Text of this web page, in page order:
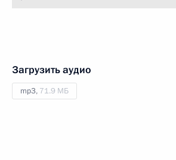
Загрузить аудио
mp3, 71.9 МБ